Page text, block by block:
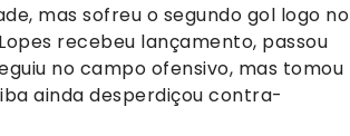
mas sofreu o segundo gol logo no
recebeu lançamento, passou
no campo ofensivo, mas tomou
ainda desperdiçou contra-